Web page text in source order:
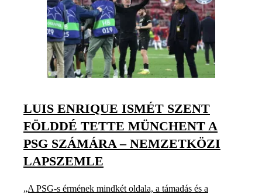
LUIS ENRIQUE ISMÉT SZENT
FÖLDDÉ TETTE MÜNCHENT A
PSG SZÁMÁRA – NEMZETKÖZI
LAPSZEMLE
„A PSG-s érmének mindkét oldala, a támadás és a